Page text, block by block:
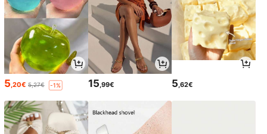
5,20€ 5,27€ -1% 15,99€ 5,62€